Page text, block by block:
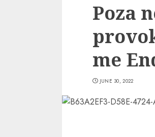
Poza
me
JUNE 30, 2022